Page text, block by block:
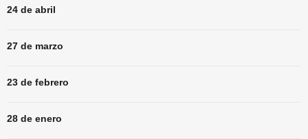
24 de abril
27 de marzo
23 de febrero
28 de enero